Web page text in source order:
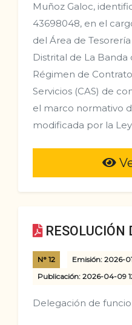
Muñoz Galoc,
43698048, en el
del Área de
Distrital de La Banda
Régimen de
Servicios (CAS) de
el marco normativo
modificada por la Ley
RESOLUCIÓN
N° 12
Emisión: 2026-
Publicación: 2026-04-09
Delegación de